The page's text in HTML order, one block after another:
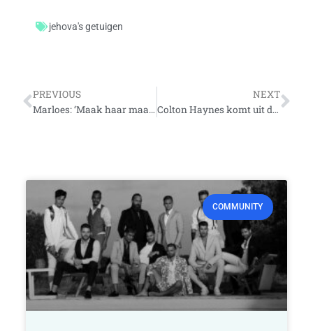
jehova's getuigen
Vorige
PREVIOUS
Marloes: ‘Maak haar maar gewoon hetero’
NEXT
Colton Haynes komt uit de kast
COMMUNITY